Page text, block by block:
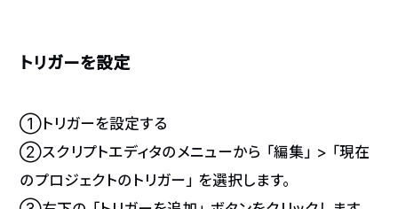
トリガーを設定
①トリガーを設定する
②スクリプトエディタのメニューから「編集」>「現在
のプロジェクトのトリガー」を選択します。